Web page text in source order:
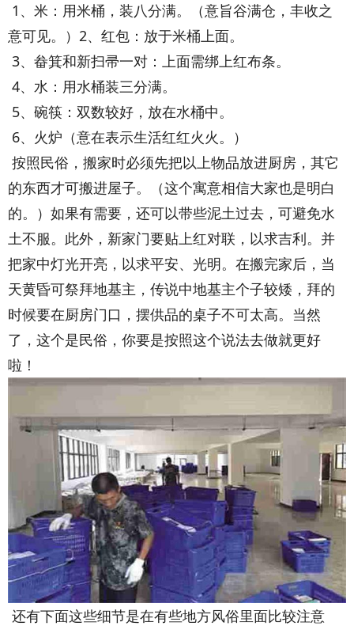
1、米：用米桶，装八分满。（意旨谷满仓，丰收之
意可见。）2、红包：放于米桶上面。
3、畚箕和新扫帚一对：上面需绑上红布条。
4、水：用水桶装三分满。
5、碗筷：双数较好，放在水桶中。
6、火炉（意在表示生活红红火火。）
按照民俗，搬家时必须先把以上物品放进厨房，其它
的东西才可搬进屋子。（这个寓意相信大家也是明白
的。）如果有需要，还可以带些泥土过去，可避免水
土不服。此外，新家门要贴上红对联，以求吉利。并
把家中灯光开亮，以求平安、光明。在搬完家后，当
天黄昏可祭拜地基主，传说中地基主个子较矮，拜的
时候要在厨房门口，摆供品的桌子不可太高。当然
了，这个是民俗，你要是按照这个说法去做就更好
啦！
还有下面这些细节是在有些地方风俗里面比较注意